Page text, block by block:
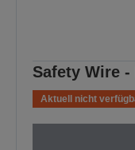
Safety Wire -
Aktuell nicht